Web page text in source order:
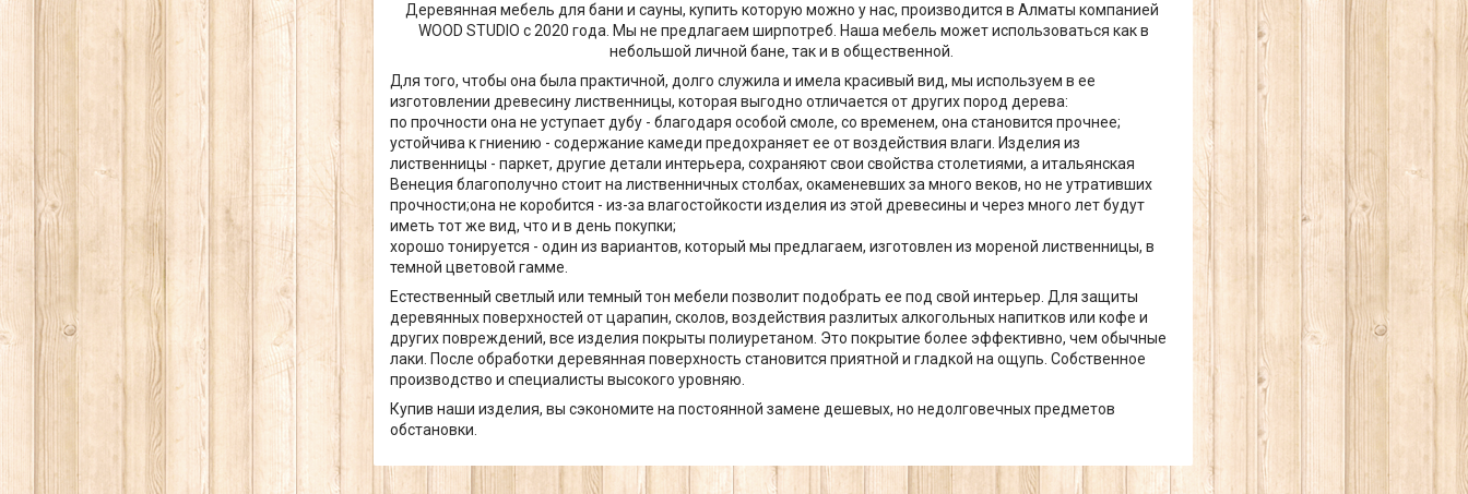
Деревянная мебель для бани и сауны, купить которую можно у нас, производится в Алматы компанией
WOOD STUDIO с 2020 года. Мы не предлагаем ширпотреб. Наша мебель может использоваться как в
небольшой личной бане, так и в общественной.
Для того, чтобы она была практичной, долго служила и имела красивый вид, мы используем в ее
изготовлении древесину лиственницы, которая выгодно отличается от других пород дерева:
по прочности она не уступает дубу - благодаря особой смоле, со временем, она становится прочнее;
устойчива к гниению - содержание камеди предохраняет ее от воздействия влаги. Изделия из
лиственницы - паркет, другие детали интерьера, сохраняют свои свойства столетиями, а итальянская
Венеция благополучно стоит на лиственничных столбах, окаменевших за много веков, но не утративших
прочности;она не коробится - из-за влагостойкости изделия из этой древесины и через много лет будут
иметь тот же вид, что и в день покупки;
хорошо тонируется - один из вариантов, который мы предлагаем, изготовлен из мореной лиственницы, в
темной цветовой гамме.
Естественный светлый или темный тон мебели позволит подобрать ее под свой интерьер. Для защиты
деревянных поверхностей от царапин, сколов, воздействия разлитых алкогольных напитков или кофе и
других повреждений, все изделия покрыты полиуретаном. Это покрытие более эффективно, чем обычные
лаки. После обработки деревянная поверхность становится приятной и гладкой на ощупь. Собственное
производство и специалисты высокого уровняю.
Купив наши изделия, вы сэкономите на постоянной замене дешевых, но недолговечных предметов
обстановки.